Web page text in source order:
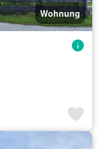
Wohnung